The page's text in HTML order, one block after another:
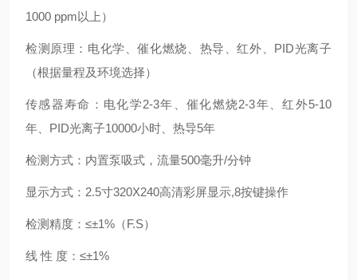
1000 ppm以上）
检测原理：电化学、催化燃烧、热导、红外、PID光离子
（根据量程及环境选择）
传感器寿命：电化学2-3年、催化燃烧2-3年、红外5-10
年、PID光离子10000小时、热导5年
检测方式：内置泵吸式，流量500毫升/分钟
显示方式：2.5寸320X240高清彩屏显示,8按键操作
检测精度：≤±1%（F.S）
线 性 度：≤±1%